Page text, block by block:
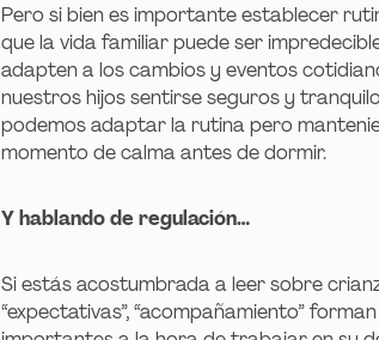
Pero si bien es importante establecer
que la vida familiar puede ser
adapten a los cambios y eventos
nuestros hijos sentirse seguros y
podemos adaptar la rutina pero
momento de calma antes de dormir.
Y hablando de regulación…
Si estás acostumbrada a leer sobre
“expectativas”, “acompañamiento”